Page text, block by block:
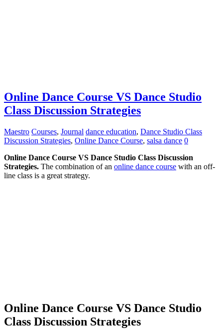
Online Dance Course VS Dance Studio
Class Discussion Strategies
Maestro Courses, Journal dance education, Dance Studio Class
Discussion Strategies, Online Dance Course, salsa dance 0
Online Dance Course VS Dance Studio Class Discussion
Strategies. The combination of an online dance course with an off-
line class is a great strategy.
Online Dance Course VS Dance Studio
Class Discussion Strategies